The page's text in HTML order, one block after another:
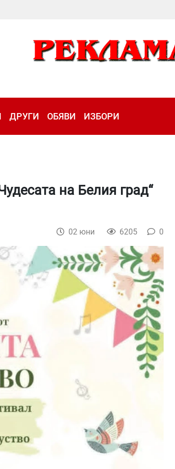
ДРУГИ ОБЯВИ ИЗБОРИ
на Белия град“
02 юни 6205 0